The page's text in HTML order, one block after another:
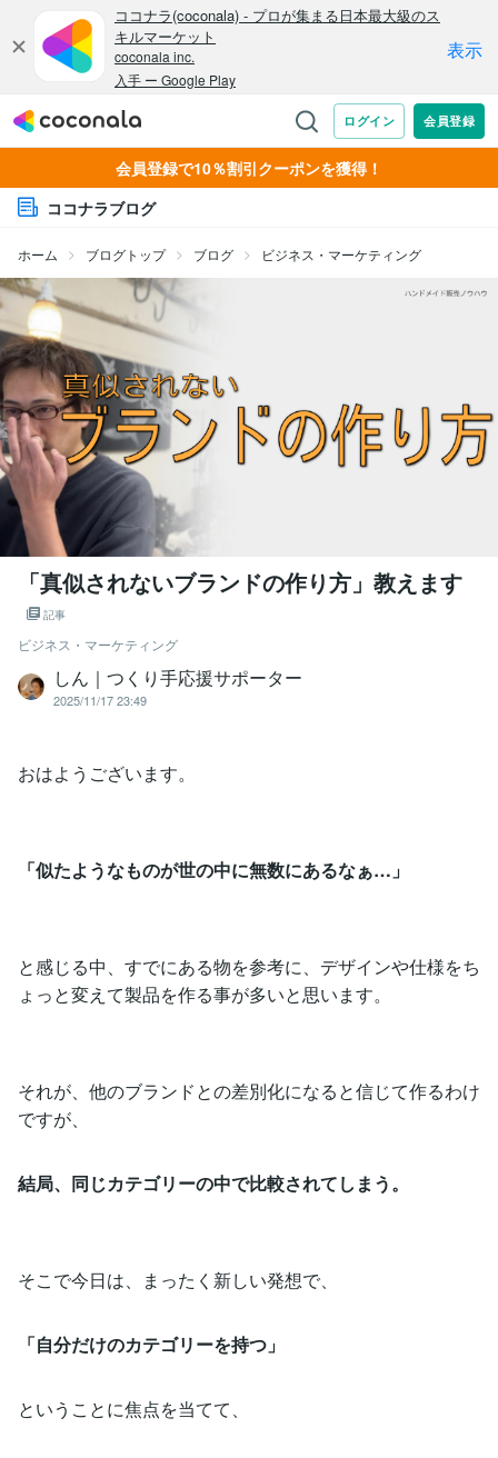
会員登録で10％割引クーポンを獲得！
ココナラブログ
ホーム ブログトップ ブログ ビジネス・マーケティング
「真似されないブランドの作り方」教えます
記事
ビジネス・マーケティング
しん｜つくり手応援サポーター
2025/11/17 23:49
おはようございます。
「似たようなものが世の中に無数にあるなぁ…」
と感じる中、すでにある物を参考に、デザインや仕様をち
ょっと変えて製品を作る事が多いと思います。
それが、他のブランドとの差別化になると信じて作るわけ
ですが、
結局、同じカテゴリーの中で比較されてしまう。
そこで今日は、まったく新しい発想で、
「自分だけのカテゴリーを持つ」
ということに焦点を当てて、